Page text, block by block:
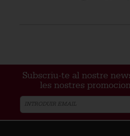
Subscriu-te al nostre
les nostres